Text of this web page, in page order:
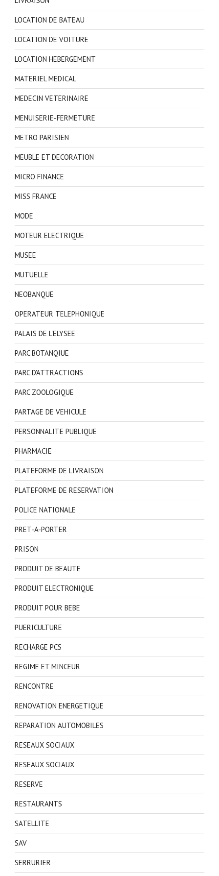
LOCATION DE BATEAU
LOCATION DE VOITURE
LOCATION HEBERGEMENT
MATERIEL MEDICAL
MEDECIN VETERINAIRE
MENUISERIE-FERMETURE
METRO PARISIEN
MEUBLE ET DECORATION
MICRO FINANCE
MISS FRANCE
MODE
MOTEUR ELECTRIQUE
MUSEE
MUTUELLE
NEOBANQUE
OPERATEUR TELEPHONIQUE
PALAIS DE L'ELYSEE
PARC BOTANQIUE
PARC D'ATTRACTIONS
PARC ZOOLOGIQUE
PARTAGE DE VEHICULE
PERSONNALITE PUBLIQUE
PHARMACIE
PLATEFORME DE LIVRAISON
PLATEFORME DE RESERVATION
POLICE NATIONALE
PRET-A-PORTER
PRISON
PRODUIT DE BEAUTE
PRODUIT ELECTRONIQUE
PRODUIT POUR BEBE
PUERICULTURE
RECHARGE PCS
REGIME ET MINCEUR
RENCONTRE
RENOVATION ENERGETIQUE
REPARATION AUTOMOBILES
RESEAUX SOCIAUX
RESEAUX SOCIAUX
RESERVE
RESTAURANTS
SATELLITE
SAV
SERRURIER